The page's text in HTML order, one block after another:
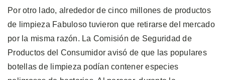
Por otro lado, alrededor de cinco millones de productos
de limpieza Fabuloso tuvieron que retirarse del mercado
por la misma razón. La Comisión de Seguridad de
Productos del Consumidor avisó de que las populares
botellas de limpieza podían contener especies